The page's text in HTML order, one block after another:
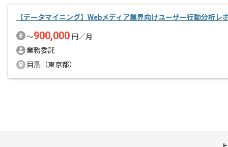
【データマイニング】Webメディア業界向けユーザー行動分析レ
〜900,000 円／月
業務委託
目黒（東京都）